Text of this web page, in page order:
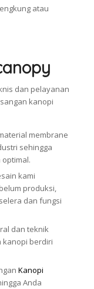
atau
dan pelayanan
kanopi
membrane
sehingga
kami
produksi,
dan fungsi
dan teknik
kanopi berdiri
Kanopi
Anda